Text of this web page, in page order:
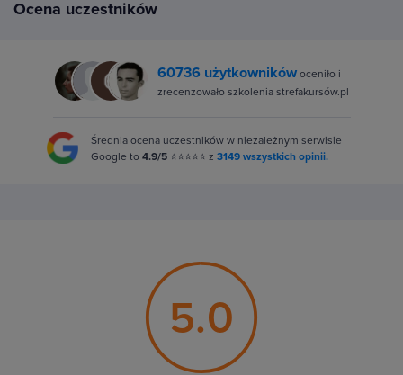
Ocena uczestników
60736 użytkownikówoceniło i
zrecenzowało szkolenia strefakursów.pl
Średnia ocena uczestników w niezależnym serwisie
Google to 4.9/5 ⭐⭐⭐⭐⭐ z 3149 wszystkich opinii.
5.0